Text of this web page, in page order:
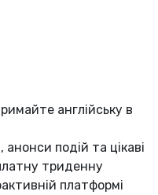
англійську в
подій та цікаві
триденну
платформі